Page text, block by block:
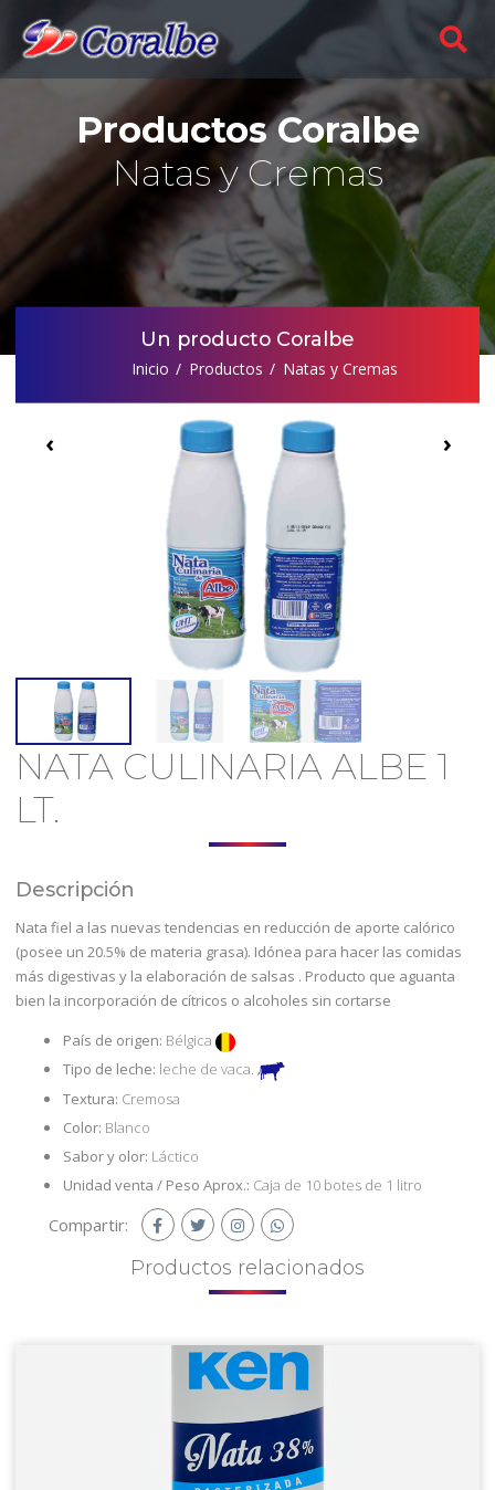
Productos Coralbe
Natas y Cremas
Un producto Coralbe
Inicio Productos Natas y Cremas
‹ ›
NATA CULINARIA ALBE 1
LT.
Descripción
Nata fiel a las nuevas tendencias en reducción de aporte calórico
(posee un 20.5% de materia grasa). Idónea para hacer las comidas
más digestivas y la elaboración de salsas . Producto que aguanta
bien la incorporación de cítricos o alcoholes sin cortarse
País de origen: Bélgica
Tipo de leche: leche de vaca.
Textura: Cremosa
Color: Blanco
Sabor y olor: Láctico
Unidad venta / Peso Aprox.: Caja de 10 botes de 1 litro
Compartir:
Productos relacionados